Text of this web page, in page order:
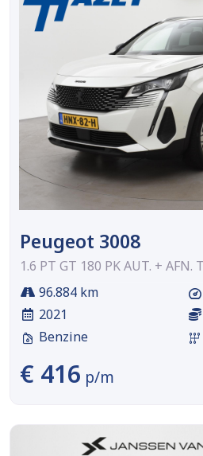
Peugeot 3008
1.6 PT GT 180 PK AUT. + AFN.
96.884 km
2021
Benzine
€ 416 p/m